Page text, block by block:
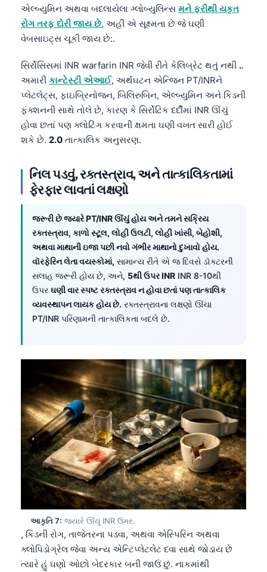
એલ્બ્યુમિન અથવા બદલાયેલા ગ્લોબ્યુલિન્સ મને ફરીથી યકૃત
રોગ તરફ દોરી જાય છે. અહીં એ સૂક્ષ્મતા છે જે ઘણી
વેબસાઇટ્સ ચૂકી જાય છે:.
સિર્રોસિસમાં INR warfarin INR જેવી રીતે કેલિબ્રેટ થતું નથી ..
અમારી કાન્ટેસ્ટી એઆઈ, અર્થઘટન એન્જિન PT/INRને
પ્લેટલેટ્સ, ફાઇબ્રિનોજન, બિલિરુબિન, એલ્બ્યુમિન અને કિડની
ફંક્શનની સાથે તોલે છે, કારણ કે સિર્રોટિક દર્દીમાં INR ઊંચું
હોવા છતાં પણ ક્લોટિંગ કરવાની ક્ષમતા ઘણી વખત સારી હોઈ
શકે છે. 2.0 તાત્કાલિક અનુસરણ.
નિલ પડવું, રક્તસ્ત્રાવ, અને તાત્કાલિકતામાં
ફેરફાર લાવતાં લક્ષણો
જરૂરી છે જ્યારે PT/INR ઊંચું હોય અને તમને સક્રિય
રક્તસ્ત્રાવ, કાળો સ્ટૂલ, લોહી ઉલટી, લોહી ખાંસી, બેહોશી,
અથવા માથાની ઇજા પછી નવો ગંભીર માથાનો દુખાવો હોય.
વૉરફેરિન લેતા વયસ્કોમાં, સામાન્ય રીતે એ જ દિવસે ડૉક્ટરની
સલાહ જરૂરી હોય છે, અને, 5થી ઉપર INR INR 8-10થી
ઉપર ઘણી વાર સ્પષ્ટ રક્તસ્ત્રાવ ન હોવા છતાં પણ તાત્કાલિક
વ્યવસ્થાપન લાયક હોય છે. રક્તસ્ત્રાવના લક્ષણો ઊંચા
PT/INR પરિણામની તાત્કાલિકતા બદલે છે.
આકૃતિ 7: જ્યારે ઊંચું INR ઉંમર.
, કિડની રોગ, તાજેતરના પડવા, અથવા એસ્પિરિન અથવા
ક્લોપિડોગ્રેલ જેવા અન્ય એન્ટિપ્લેટલેટ દવા સાથે જોડાય છે
ત્યારે હું ઘણો ઓછો બેદરકાર બની જાઉં છું. નાકમાંથી
Українська
O‘zbekcha
Català
Қазақ тілі
Suomi
Hrvatski
Slovenčina
كوردی‎
پښتو
سنڌي
Galego
Latviešu valoda
Македонски јазик
Euskara
Gàidhlig
Afrikaans
Монгол
ພາສາລາວ
Basa Jawa
Cebuano
ئۇيغۇرچە
Кыргызча
Беларуская мова
Esperanto